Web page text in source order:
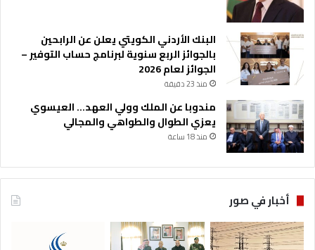
البنك الأردني الكويتي يعلن عن الرابحين
بالجوائز الربع سنوية لبرنامج حساب التوفير –
الجوائز لعام 2026
منذ 23 دقيقة
مندوبا عن الملك وولي العهد… العيسوي
يعزي الطوال والطواهي والمجالي
منذ 18 ساعة
أخبار في صور